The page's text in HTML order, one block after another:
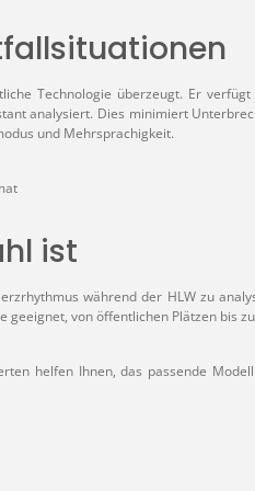
Technologie überzeugt. Er
analysiert. Dies minimiert
und Mehrsprachigkeit.
ist
während der HLW zu
von öffentlichen Plätzen bis
helfen Ihnen, das passende